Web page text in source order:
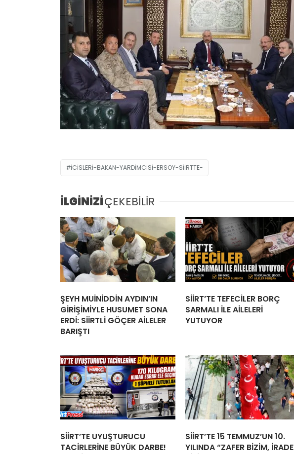
ICISLERI-BAKAN-YARDIMCISI-ERSOY-SIIRTTE-
İLGİNİZİÇEKEBİLİR
ŞEYH MUİNİDDİN AYDIN’IN
GİRİŞİMİYLE HUSUMET SONA
ERDİ: SİİRTLİ GÖÇER AİLELER
BARIŞTI
SİİRT’TE TEFECİLER BORÇ
SARMALI İLE AİLELERİ
YUTUYOR
SİİRT’TE UYUŞTURUCU
TACİRLERİNE BÜYÜK DARBE!
SİİRT’TE 15 TEMMUZ’UN 10.
YILINDA “ZAFER BİZİM, İRADE